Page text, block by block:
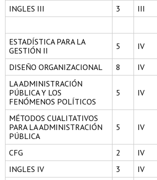
INGLES III 3 III
ESTADÍSTICA PARA LA
GESTIÓN II
5 IV
DISEÑO ORGANIZACIONAL 8 IV
LA ADMINISTRACIÓN
PÚBLICA Y LOS
FENÓMENOS POLÍTICOS
5 IV
MÉTODOS CUALITATIVOS
PARA LA ADMINISTRACIÓN
PÚBLICA
5 IV
CFG 2 IV
INGLES IV
3 IV